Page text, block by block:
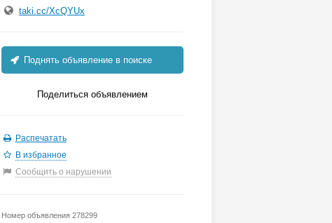
taki.cc/XcQYUx
Поднять объявление в поиске
Поделиться объявлением
Распечатать
В избранное
Сообщить о нарушении
Номер объявления 278299